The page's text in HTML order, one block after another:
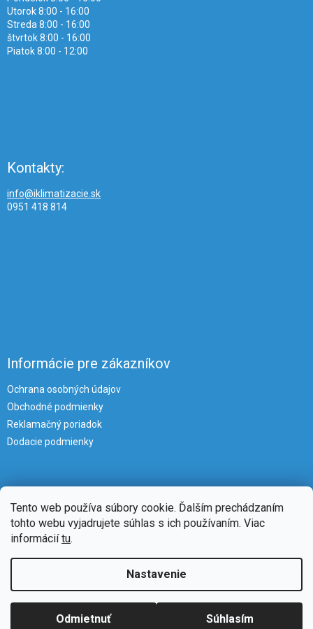
Tento web používa súbory cookie. Ďalším prechádzaním
tohto webu vyjadrujete súhlas s ich používaním. Viac
informáciítu.
Nastavenie
Odmietnuť Súhlasím
Utorok 8:00 - 16:00
Streda 8:00 - 16:00
štvrtok 8:00 - 16:00
Piatok 8:00 - 12:00
Kontakty:
info@iklimatizacie.sk
0951 418 814
Informácie pre zákazníkov
Ochrana osobných údajov
Obchodné podmienky
Reklamačný poriadok
Dodacie podmienky
. Všetky práva vyhradené.